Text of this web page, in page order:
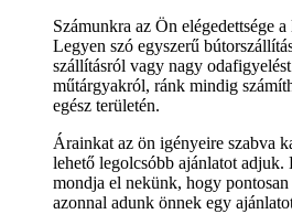
Számunkra az Ön elégedettsége
Legyen szó egyszerű
szállításról vagy nagy
műtárgyakról, ránk mindig
egész területén.
Árainkat az ön igényeire szabva
lehető legolcsóbb ajánlatot
mondja el nekünk, hogy
azonnal adunk önnek egy